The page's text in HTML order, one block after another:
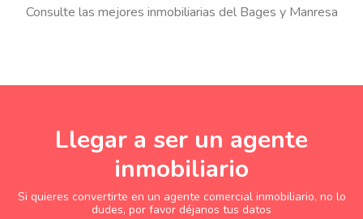
Consulte las mejores inmobiliarias del Bages y Manresa
Llegar a ser un agente
inmobiliario
Si quieres convertirte en un agente comercial inmobiliario, no lo
dudes, por favor déjanos tus datos